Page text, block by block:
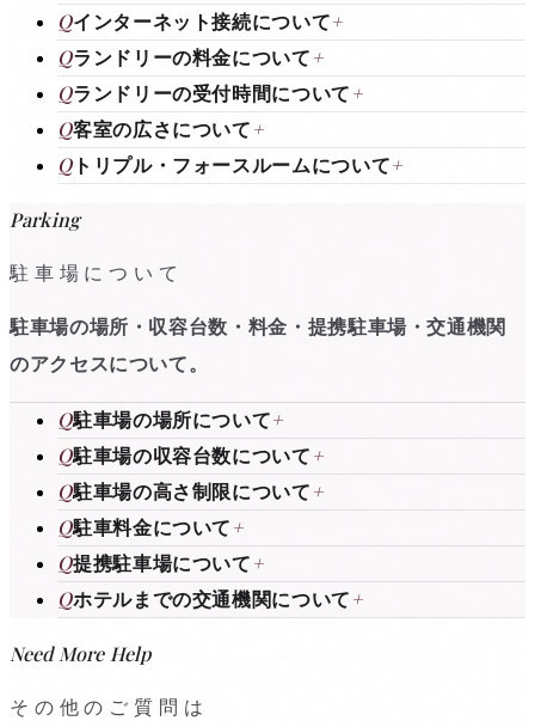
Qインターネット接続について+
Qランドリーの料金について+
Qランドリーの受付時間について+
Q客室の広さについて+
Qトリプル・フォースルームについて+
Parking
駐車場について
駐車場の場所・収容台数・料金・提携駐車場・交通機関
のアクセスについて。
Q駐車場の場所について+
Q駐車場の収容台数について+
Q駐車場の高さ制限について+
Q駐車料金について+
Q提携駐車場について+
Qホテルまでの交通機関について+
Need More Help
その他のご質問は